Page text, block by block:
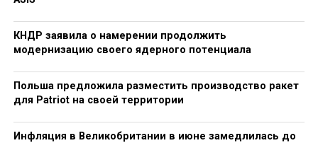
КНДР заявила о намерении продолжить
модернизацию своего ядерного потенциала
Польша предложила разместить производство ракет
для Patriot на своей территории
Инфляция в Великобритании в июне замедлилась до